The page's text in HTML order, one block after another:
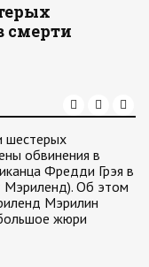
смерти
шестерых
обвинения в
Фредди Грэя в
Мэриленд). Об этом
Мэрилин
жюри